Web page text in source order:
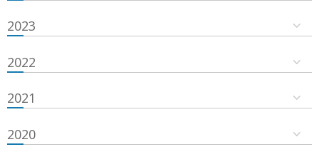
2023
2022
2021
2020